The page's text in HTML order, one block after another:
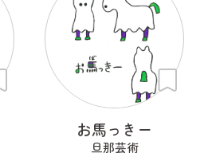
お馬っきー
旦那芸術